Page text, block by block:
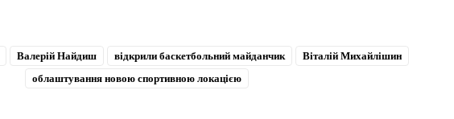
Валерій Найдиш відкрили баскетбольний майданчик
Віталій Михайлішин
облаштування новою спортивною локацією